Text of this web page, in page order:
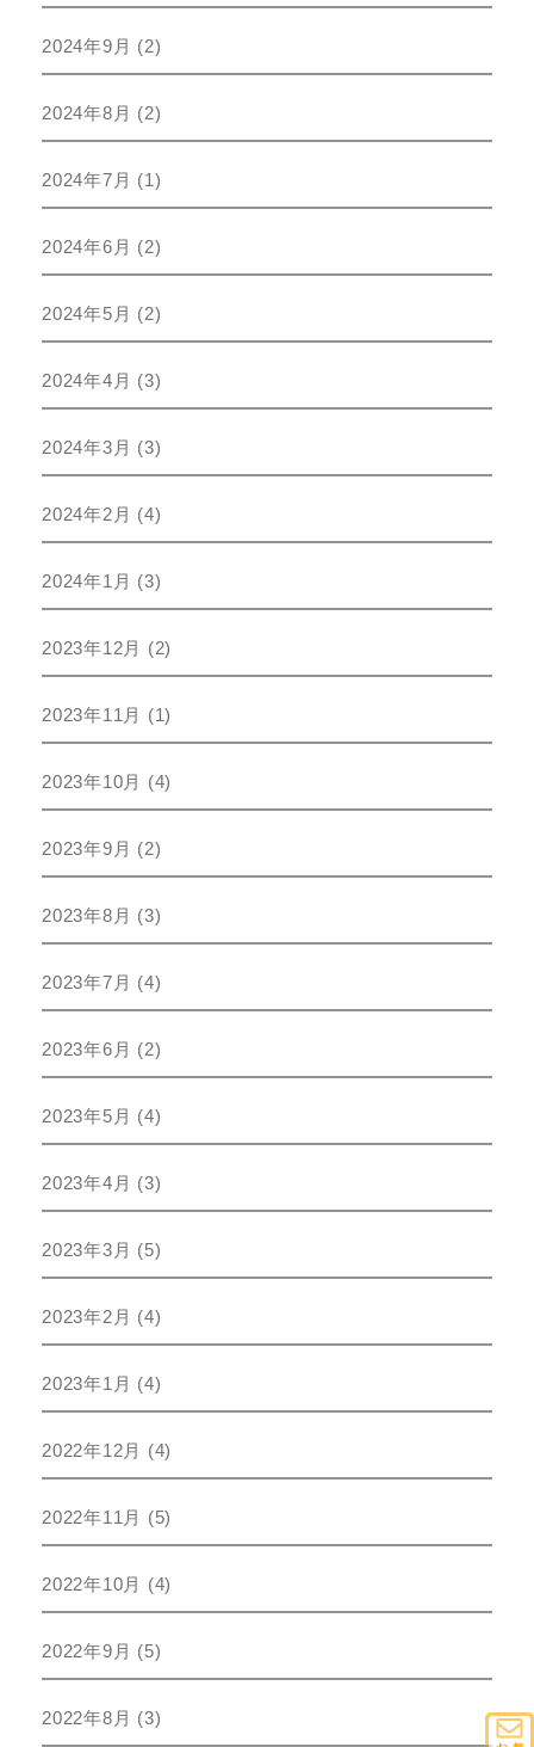
2024年9月 (2)
2024年8月 (2)
2024年7月 (1)
2024年6月 (2)
2024年5月 (2)
2024年4月 (3)
2024年3月 (3)
2024年2月 (4)
2024年1月 (3)
2023年12月 (2)
2023年11月 (1)
2023年10月 (4)
2023年9月 (2)
2023年8月 (3)
2023年7月 (4)
2023年6月 (2)
2023年5月 (4)
2023年4月 (3)
2023年3月 (5)
2023年2月 (4)
2023年1月 (4)
2022年12月 (4)
2022年11月 (5)
2022年10月 (4)
2022年9月 (5)
2022年8月 (3)